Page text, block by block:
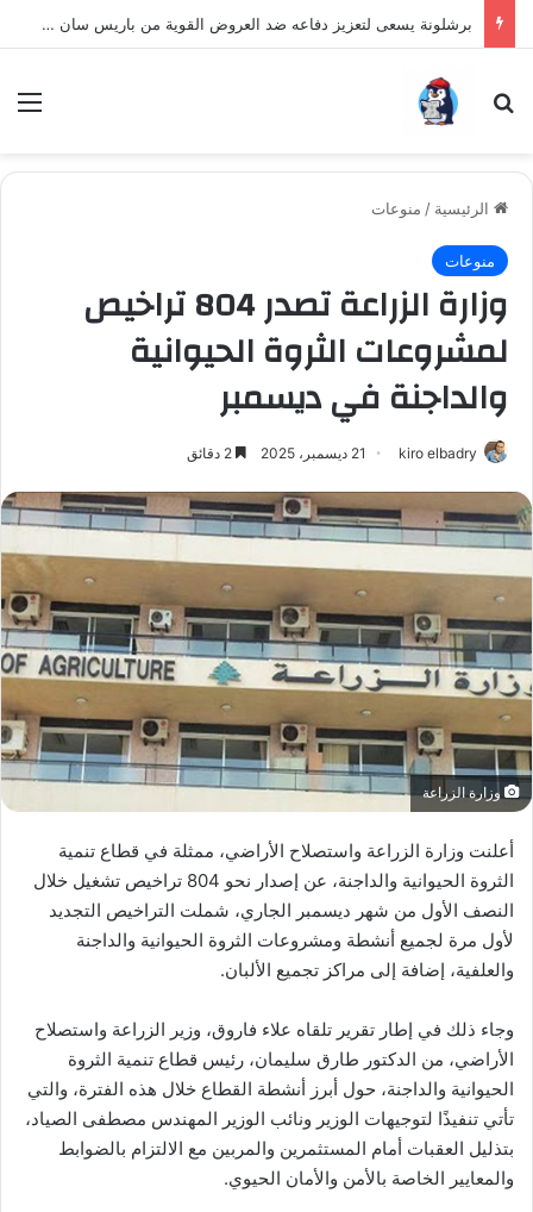
برشلونة يسعى لتعزيز دفاعه ضد العروض القوية من باريس سان جيرمان لنجم الأرجنتين
بحث عن
الرئيسية / منوعات
منوعات
وزارة الزراعة تصدر 804 تراخيص
لمشروعات الثروة الحيوانية
والداجنة في ديسمبر
kiro elbadry 21 ديسمبر، 2025
وزارة الزراعة
أعلنت وزارة الزراعة واستصلاح الأراضي، ممثلة في قطاع تنمية
الثروة الحيوانية والداجنة، عن إصدار نحو 804 تراخيص تشغيل خلال
النصف الأول من شهر ديسمبر الجاري، شملت التراخيص التجديد
لأول مرة لجميع أنشطة ومشروعات الثروة الحيوانية والداجنة
والعلفية، إضافة إلى مراكز تجميع الألبان.
وجاء ذلك في إطار تقرير تلقاه علاء فاروق، وزير الزراعة واستصلاح
الأراضي، من الدكتور طارق سليمان، رئيس قطاع تنمية الثروة
الحيوانية والداجنة، حول أبرز أنشطة القطاع خلال هذه الفترة، والتي
تأتي تنفيذًا لتوجيهات الوزير ونائب الوزير المهندس مصطفى الصياد،
بتذليل العقبات أمام المستثمرين والمربين مع الالتزام بالضوابط
والمعايير الخاصة بالأمن والأمان الحيوي.